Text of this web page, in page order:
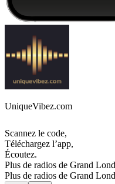
UniqueVibez.com
Scannez le code,
Téléchargez l’app,
Écoutez.
Plus de radios de Grand
Plus de radios de Grand